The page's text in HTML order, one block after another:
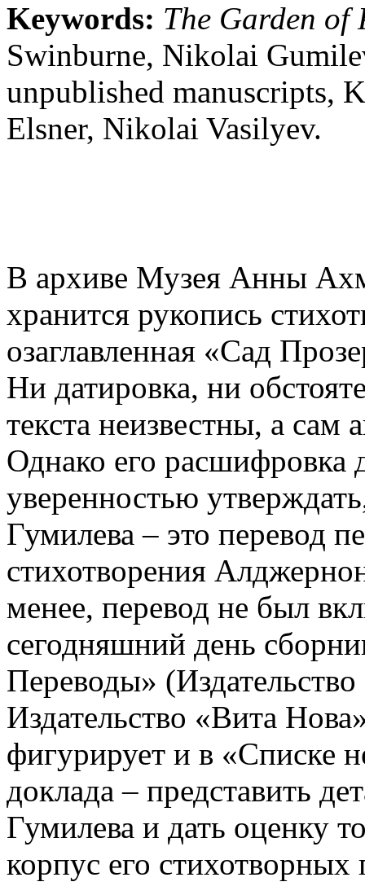
Keywords: The Garden of
Swinburne, Nikolai
unpublished manuscripts,
Elsner, Nikolai Vasilyev.
В архиве Музея Анны
хранится рукопись
озаглавленная «Сад
Ни датировка, ни
текста неизвестны, а сам
Однако его расшифровка
уверенностью
Гумилева – это перевод
стихотворения
менее, перевод не был
сегодняшний день
Переводы»
Издательство «Вита
фигурирует и в «Списке
доклада – представить
Гумилева и дать оценку
корпус его стихотворных